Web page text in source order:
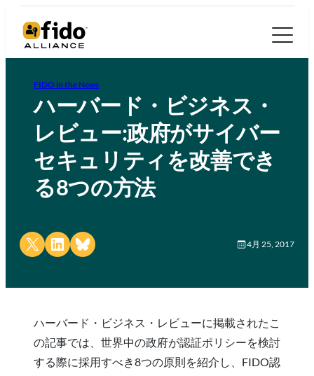
FIDO in the News
ハーバード・ビジネス・
レビュー:政府がサイバー
セキュリティを改善でき
る8つの方法
Share on X Share on LinkedIn
Share on Bluesky 4月 25, 2017
ハーバード・ビジネス・レビューに掲載されたこ
の記事では、世界中の政府が認証ポリシーを検討
する際に採用すべき8つの原則を紹介し、FIDO認